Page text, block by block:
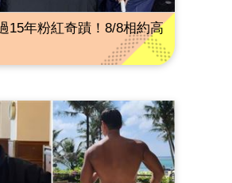
15年粉紅奇蹟！8/8相約高